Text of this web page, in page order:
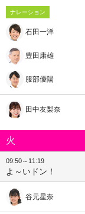
ナレーション
石田一洋
豊田康雄
服部優陽
田中友梨奈
火
09:50～11:19
よ～いドン！
谷元星奈